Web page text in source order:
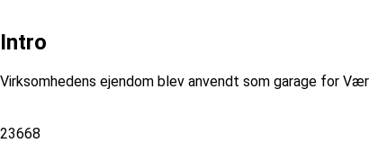
Intro
Virksomhedens ejendom blev anvendt som garage for
23668